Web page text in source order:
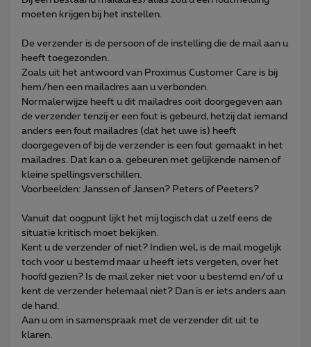
moeten krijgen bij het instellen.
De verzender is de persoon of de instelling die de mail aan u
heeft toegezonden.
Zoals uit het antwoord van Proximus Customer Care is bij
hem/hen een mailadres aan u verbonden.
Normalerwijze heeft u dit mailadres ooit doorgegeven aan
de verzender tenzij er een fout is gebeurd, hetzij dat iemand
anders een fout mailadres (dat het uwe is) heeft
doorgegeven of bij de verzender is een fout gemaakt in het
mailadres. Dat kan o.a. gebeuren met gelijkende namen of
kleine spellingsverschillen.
Voorbeelden: Janssen of Jansen? Peters of Peeters?
Vanuit dat oogpunt lijkt het mij logisch dat u zelf eens de
situatie kritisch moet bekijken.
Kent u de verzender of niet? Indien wel, is de mail mogelijk
toch voor u bestemd maar u heeft iets vergeten, over het
hoofd gezien? Is de mail zeker niet voor u bestemd en/of u
kent de verzender helemaal niet? Dan is er iets anders aan
de hand.
Aan u om in samenspraak met de verzender dit uit te
klaren.